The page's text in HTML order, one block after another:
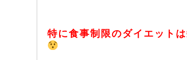
特に食事制限のダイエット